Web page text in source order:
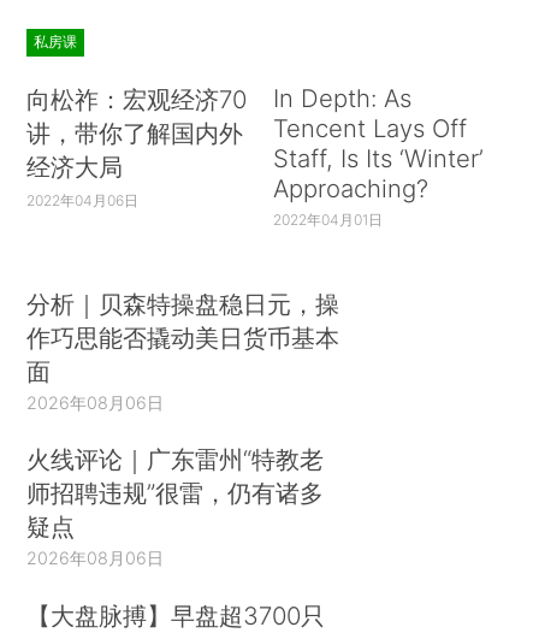
私房课
向松祚：宏观经济70
讲，带你了解国内外
经济大局
2022年04月06日
In Depth: As
Tencent Lays Off
Staff, Is Its ‘Winter’
Approaching?
2022年04月01日
分析｜贝森特操盘稳日元，操
作巧思能否撬动美日货币基本
面
2026年08月06日
火线评论｜广东雷州“特教老
师招聘违规”很雷，仍有诸多
疑点
2026年08月06日
【大盘脉搏】早盘超3700只